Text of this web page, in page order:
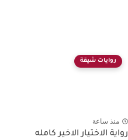
روايات شيقة
منذ ساعة
رواية الاختيار الاخير كامله